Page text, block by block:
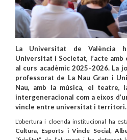
La Universitat de València
Universitat i Societat, l’acte amb
al curs acadèmic 2025–2026. La
professorat de La Nau Gran i
Nau, amb la música, el teatre,
intergeneracional com a eixos
vincle entre universitat i territori.
L'obertura i cloenda institucional ha
Cultura, Esports i Vincle Social,